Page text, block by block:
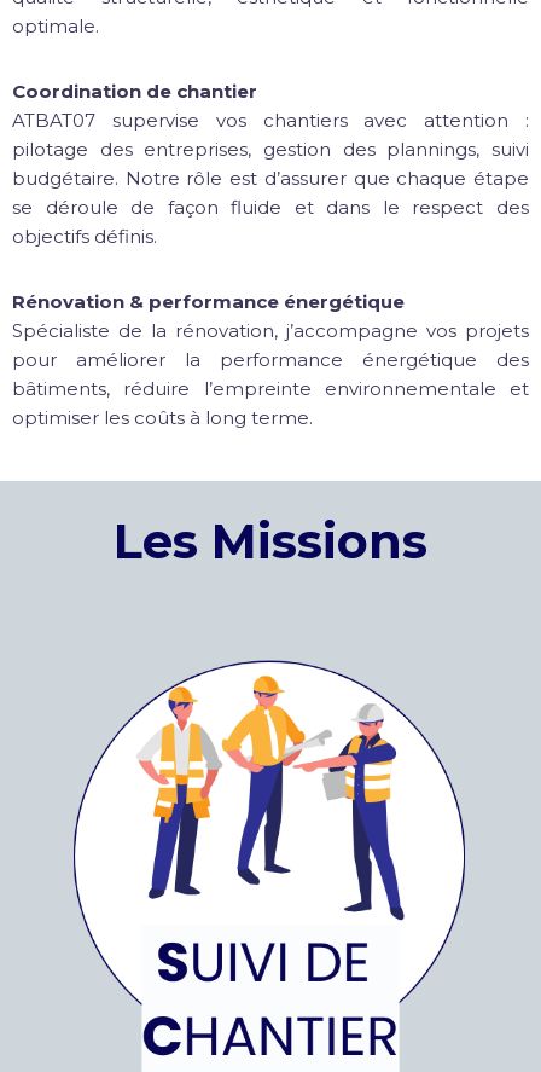
optimale.
Coordination de chantier
ATBAT07 supervise vos chantiers avec attention :
pilotage des entreprises, gestion des plannings, suivi
budgétaire. Notre rôle est d’assurer que chaque étape
se déroule de façon fluide et dans le respect des
objectifs définis.
Rénovation & performance énergétique
Spécialiste de la rénovation, j’accompagne vos projets
pour améliorer la performance énergétique des
bâtiments, réduire l’empreinte environnementale et
optimiser les coûts à long terme.
Les Missions